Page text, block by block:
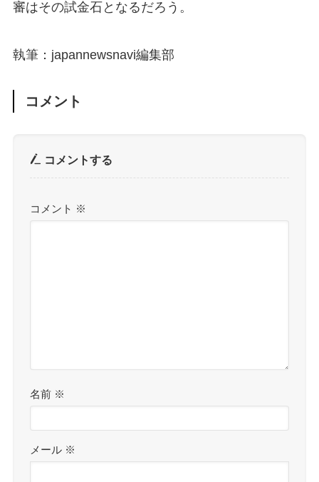
審はその試金石となるだろう。
執筆：japannewsnavi編集部
コメント
コメントする
コメント ※
名前 ※
メール ※